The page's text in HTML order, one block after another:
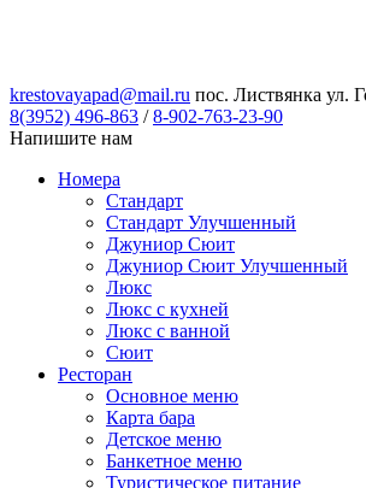
krestovayapad@mail.ru пос. Листвянка ул.
8(3952) 496-863 / 8-902-763-23-90
Напишите нам
Номера
Стандарт
Стандарт Улучшенный
Джуниор Сюит
Джуниор Сюит Улучшенный
Люкс
Люкс с кухней
Люкс с ванной
Сюит
Ресторан
Основное меню
Карта бара
Детское меню
Банкетное меню
Туристическое питание